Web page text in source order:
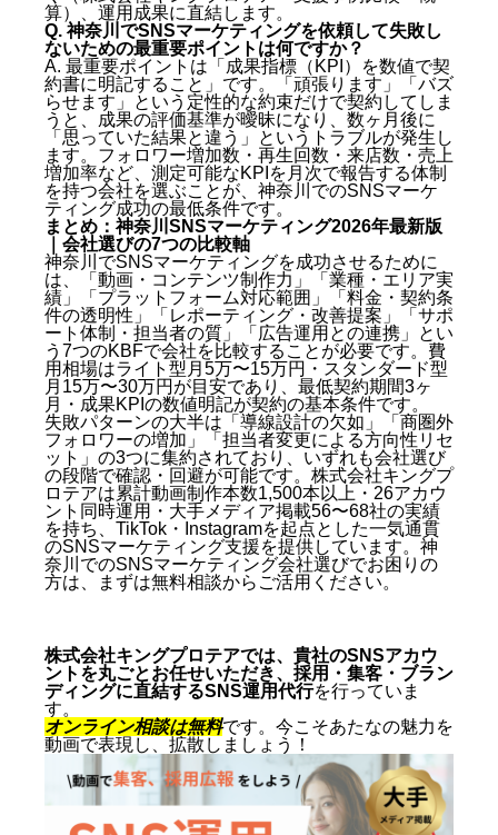
算）、運用成果に直結します。
Q. 神奈川でSNSマーケティングを依頼して失敗し
ないための最重要ポイントは何ですか？
A. 最重要ポイントは「成果指標（KPI）を数値で契
約書に明記すること」です。「頑張ります」「バズ
らせます」という定性的な約束だけで契約してしま
うと、成果の評価基準が曖昧になり、数ヶ月後に
「思っていた結果と違う」というトラブルが発生し
ます。フォロワー増加数・再生回数・来店数・売上
増加率など、測定可能なKPIを月次で報告する体制
を持つ会社を選ぶことが、神奈川でのSNSマーケ
ティング成功の最低条件です。
まとめ：神奈川SNSマーケティング2026年最新版
｜会社選びの7つの比較軸
神奈川でSNSマーケティングを成功させるために
は、「動画・コンテンツ制作力」「業種・エリア実
績」「プラットフォーム対応範囲」「料金・契約条
件の透明性」「レポーティング・改善提案」「サポ
ート体制・担当者の質」「広告運用との連携」とい
う7つのKBFで会社を比較することが必要です。費
用相場はライト型月5万〜15万円・スタンダード型
月15万〜30万円が目安であり、最低契約期間3ヶ
月・成果KPIの数値明記が契約の基本条件です。
失敗パターンの大半は「導線設計の欠如」「商圏外
フォロワーの増加」「担当者変更による方向性リセ
ット」の3つに集約されており、いずれも会社選び
の段階で確認・回避が可能です。株式会社キングプ
ロテアは累計動画制作本数1,500本以上・26アカウ
ント同時運用・大手メディア掲載56〜68社の実績
を持ち、TikTok・Instagramを起点とした一気通貫
のSNSマーケティング支援を提供しています。神
奈川でのSNSマーケティング会社選びでお困りの
方は、まずは無料相談からご活用ください。
株式会社キングプロテアでは、貴社のSNSアカウ
ントを丸ごとお任せいただき、採用・集客・ブラン
ディングに直結するSNS運用代行を行っていま
す。
オンライン相談は無料です。今こそあたなの魅力を
動画で表現し、拡散しましょう！